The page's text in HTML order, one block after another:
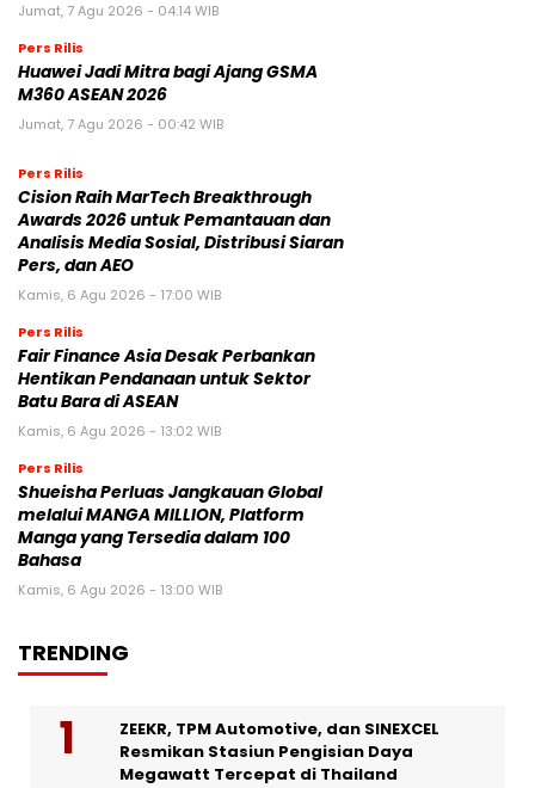
Jumat, 7 Agu 2026 - 04:14 WIB
Pers Rilis
Huawei Jadi Mitra bagi Ajang GSMA
M360 ASEAN 2026
Jumat, 7 Agu 2026 - 00:42 WIB
Pers Rilis
Cision Raih MarTech Breakthrough
Awards 2026 untuk Pemantauan dan
Analisis Media Sosial, Distribusi Siaran
Pers, dan AEO
Kamis, 6 Agu 2026 - 17:00 WIB
Pers Rilis
Fair Finance Asia Desak Perbankan
Hentikan Pendanaan untuk Sektor
Batu Bara di ASEAN
Kamis, 6 Agu 2026 - 13:02 WIB
Pers Rilis
Shueisha Perluas Jangkauan Global
melalui MANGA MILLION, Platform
Manga yang Tersedia dalam 100
Bahasa
Kamis, 6 Agu 2026 - 13:00 WIB
TRENDING
ZEEKR, TPM Automotive, dan SINEXCEL
Resmikan Stasiun Pengisian Daya
Megawatt Tercepat di Thailand